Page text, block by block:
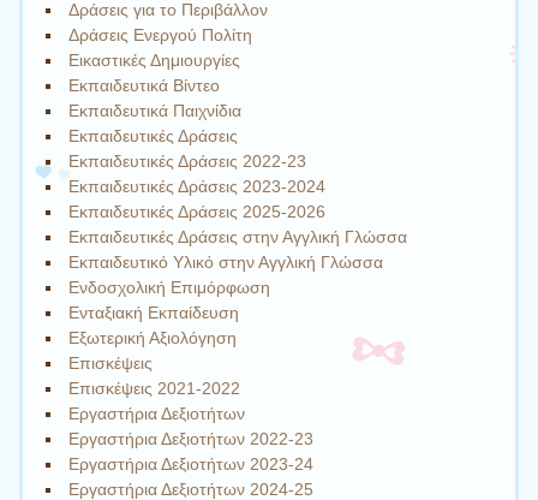
Δράσεις για το Περιβάλλον
Δράσεις Ενεργού Πολίτη
Εικαστικές Δημιουργίες
Εκπαιδευτικά Βίντεο
Εκπαιδευτικά Παιχνίδια
Εκπαιδευτικές Δράσεις
Εκπαιδευτικές Δράσεις 2022-23
Εκπαιδευτικές Δράσεις 2023-2024
Εκπαιδευτικές Δράσεις 2025-2026
Εκπαιδευτικές Δράσεις στην Αγγλική Γλώσσα
Εκπαιδευτικό Υλικό στην Αγγλική Γλώσσα
Ενδοσχολική Επιμόρφωση
Ενταξιακή Εκπαίδευση
Εξωτερική Αξιολόγηση
Επισκέψεις
Επισκέψεις 2021-2022
Εργαστήρια Δεξιοτήτων
Εργαστήρια Δεξιοτήτων 2022-23
Εργαστήρια Δεξιοτήτων 2023-24
Εργαστήρια Δεξιοτήτων 2024-25